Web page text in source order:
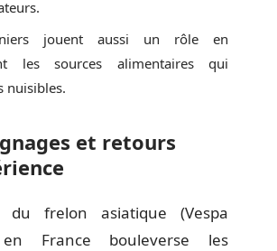
jouent aussi un rôle en
les sources alimentaires qui
nuisibles.
et retours
du frelon asiatique (Vespa
France bouleverse les